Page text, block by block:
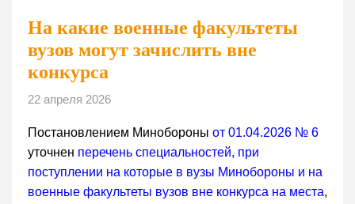
На какие военные факультеты
вузов могут зачислить вне
конкурса
22 апреля 2026
Постановлением Минобороны от 01.04.2026 № 6
уточнен перечень специальностей, при
поступлении на которые в вузы Минобороны и на
военные факультеты вузов вне конкурса на места,